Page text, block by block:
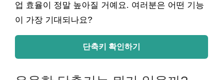
업 효율이 정말 높아질 거예요. 여러분은 어떤 기능
이 가장 기대되나요?
단축키 확인하기